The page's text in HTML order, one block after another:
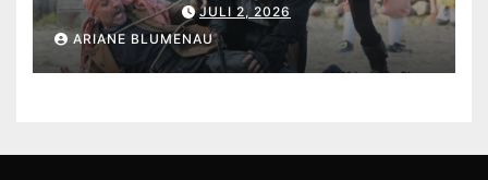
JULI 2, 2026
ARIANE BLUMENAU